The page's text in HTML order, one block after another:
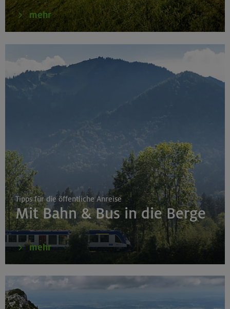
mehr
Tipps für die öffentliche Anreise
Mit Bahn & Bus in die Berge
mehr